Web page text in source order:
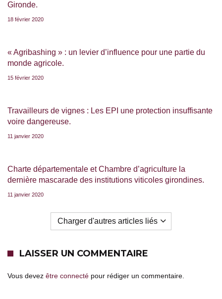
Gironde.
18 février 2020
« Agribashing » : un levier d’influence pour une partie du
monde agricole.
15 février 2020
Travailleurs de vignes : Les EPI une protection insuffisante
voire dangereuse.
11 janvier 2020
Charte départementale et Chambre d’agriculture la
dernière mascarade des institutions viticoles girondines.
11 janvier 2020
Charger d'autres articles liés
LAISSER UN COMMENTAIRE
Vous devez être connecté pour rédiger un commentaire.